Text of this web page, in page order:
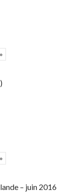
– juin 2016